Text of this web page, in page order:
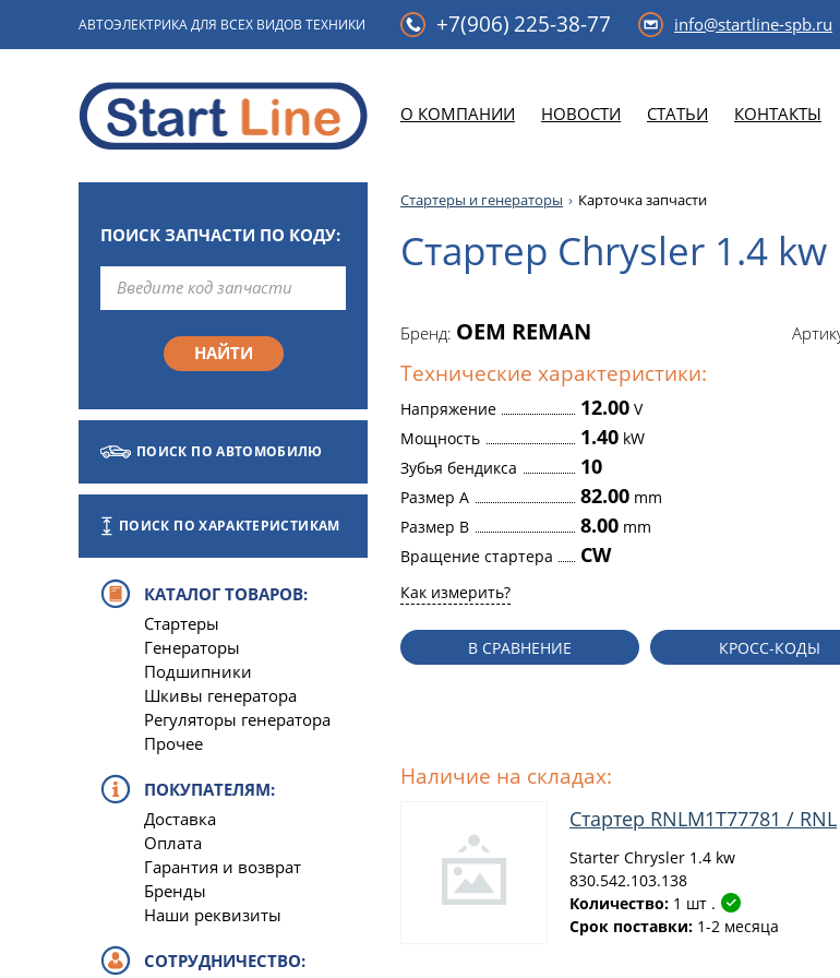
АВТОЭЛЕКТРИКА ДЛЯ ВСЕХ ВИДОВ ТЕХНИКИ +7(906) 225-38-77 info@startline-spb.ru
О КОМПАНИИ НОВОСТИ СТАТЬИ КОНТАКТЫ
ПОИСК ЗАПЧАСТИ ПО КОДУ:
ПОИСК ПО АВТОМОБИЛЮ
ПОИСК ПО ХАРАКТЕРИСТИКАМ
КАТАЛОГ ТОВАРОВ:
Стартеры
Генераторы
Подшипники
Шкивы генератора
Регуляторы генератора
Прочее
ПОКУПАТЕЛЯМ:
Доставка
Оплата
Гарантия и возврат
Бренды
Наши реквизиты
СОТРУДНИЧЕСТВО:
Стартеры и генераторы Карточка запчасти
Стартер Chrysler 1.4 kw
Бренд: OEM REMAN
Технические характеристики:
Напряжение 12.00 V
Мощность
1.40 kW
Зубья бендикса
10
Размер A 82.00 mm
Размер B
8.00 mm
Вращение стартера
CW
Как измерить?
В СРАВНЕНИЕ КРОСС-КОДЫ
Наличие на складах:
Стартер RNLM1T77781 / RNL
Starter Chrysler 1.4 kw
830.542.103.138
Количество: 1 шт .
Срок поставки: 1-2 месяца